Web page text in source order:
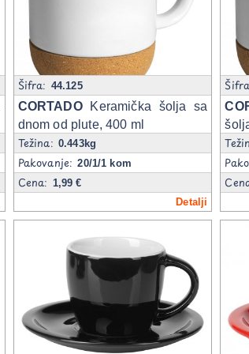
Šifra: 44.125
CORTADOKeramička šolja sa
dnom od plute, 400 ml
Težina: 0.443kg
Pakovanje:20/1/1 kom
Cena: 1,99 €
Detalji